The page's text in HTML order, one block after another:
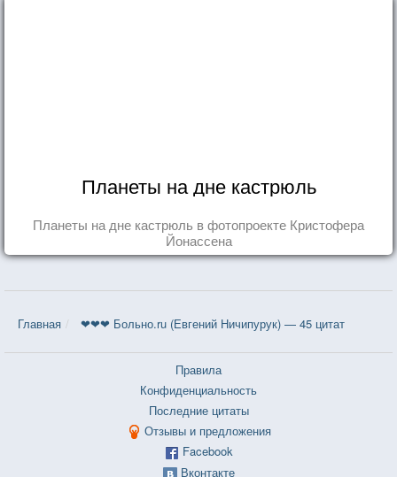
Планеты на дне кастрюль
Планеты на дне кастрюль в фотопроекте Кристофера
Йонассена
Главная ❤❤❤ Больно.ru (Евгений Ничипурук) — 45 цитат
Правила
Конфиденциальность
Последние цитаты
Отзывы и предложения
Facebook
Вконтакте